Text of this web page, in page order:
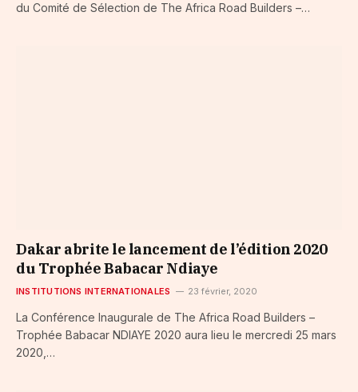
du Comité de Sélection de The Africa Road Builders –…
Dakar abrite le lancement de l’édition 2020
du Trophée Babacar Ndiaye
INSTITUTIONS INTERNATIONALES 23 février, 2020
La Conférence Inaugurale de The Africa Road Builders –
Trophée Babacar NDIAYE 2020 aura lieu le mercredi 25 mars
2020,…